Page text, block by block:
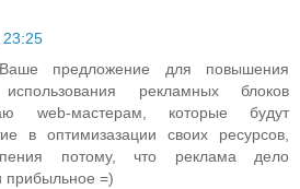
23:25
предложение для повышения
рекламных блоков
web-мастерам, которые будут
в оптимизазации своих ресурсов,
потому, что реклама дело
прибыльное =)